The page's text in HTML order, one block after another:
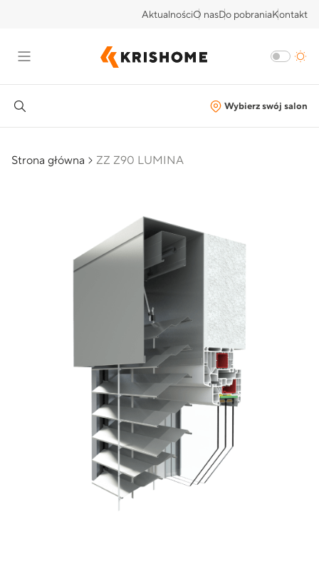
AktualnościO nasDo pobraniaKontakt
Wybierz swój salon
Strona główna ZZ Z90 LUMINA